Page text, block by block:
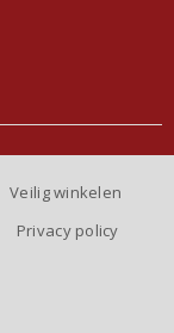
Veilig winkelen
Privacy policy